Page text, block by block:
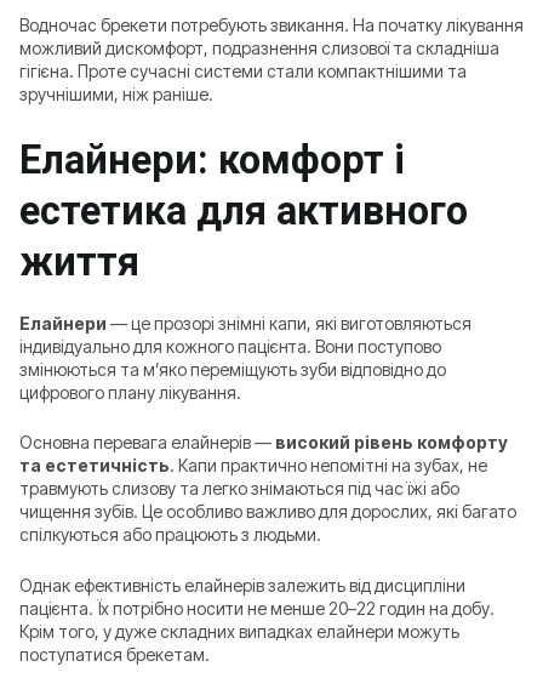
Водночас брекети потребують звикання. На початку лікування
можливий дискомфорт, подразнення слизової та складніша
гігієна. Проте сучасні системи стали компактнішими та
зручнішими, ніж раніше.
Елайнери: комфорт і
естетика для активного
життя
Елайнери — це прозорі знімні капи, які виготовляються
індивідуально для кожного пацієнта. Вони поступово
змінюються та м’яко переміщують зуби відповідно до
цифрового плану лікування.
Основна перевага елайнерів — високий рівень комфорту
та естетичність. Капи практично непомітні на зубах, не
травмують слизову та легко знімаються під час їжі або
чищення зубів. Це особливо важливо для дорослих, які багато
спілкуються або працюють з людьми.
Однак ефективність елайнерів залежить від дисципліни
пацієнта. Їх потрібно носити не менше 20–22 годин на добу.
Крім того, у дуже складних випадках елайнери можуть
поступатися брекетам.